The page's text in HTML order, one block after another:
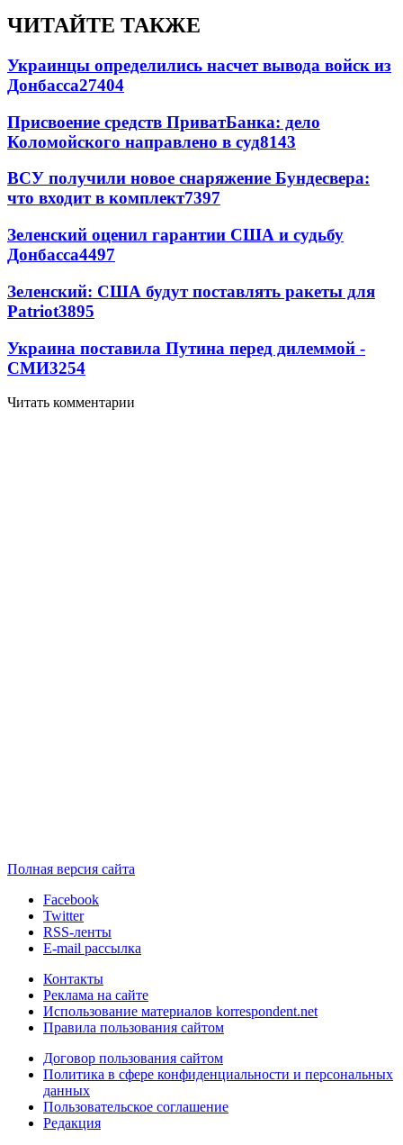
ЧИТАЙТЕ ТАКЖЕ
Украинцы определились насчет вывода войск из
Донбасса27404
Присвоение средств ПриватБанка: дело
Коломойского направлено в суд8143
ВСУ получили новое снаряжение Бундесвера:
что входит в комплект7397
Зеленский оценил гарантии США и судьбу
Донбасса4497
Зеленский: США будут поставлять ракеты для
Patriot3895
Украина поставила Путина перед дилеммой -
СМИ3254
Читать комментарии
Полная версия сайта
Facebook
Twitter
RSS-ленты
E-mail рассылка
Контакты
Реклама на сайте
Использование материалов korrespondent.net
Правила пользования сайтом
Договор пользования сайтом
Политика в сфере конфиденциальности и персональных
данных
Пользовательское соглашение
Редакция